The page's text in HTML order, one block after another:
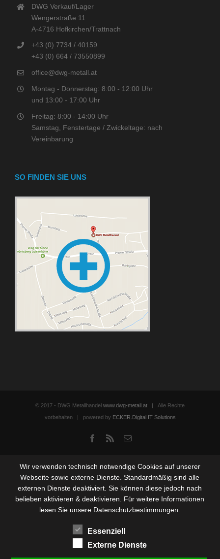
DWG Verkauf/Lager
Wengerstraße 11
A-4716 Hofkirchen/Trattnach
+43 (0) 7734 / 40159
+43 (0) 664 / 73550899
office@dwg-metall.at
Montag - Donnerstag: 8:00 - 12:00 Uhr
und 13:00 - 17:00 Uhr
Freitag: 8:00 - 14:00 Uhr
Samstag, Fenstertage / Zwickeltage: nach
Vereinbarung
SO FINDEN SIE UNS
© 2017 - DWG Metallhandel www.dwg-metall.at | Alle Rechte
vorbehalten | powered by ECKER.Digital IT Solutions
Facebook
Rss Email
Wir verwenden technisch notwendige Cookies auf unserer
Webseite sowie externe Dienste. Standardmäßig sind alle
externen Dienste deaktiviert. Sie können diese jedoch nach
belieben aktivieren & deaktivieren. Für weitere Informationen
lesen Sie unsere Datenschutzbestimmungen.
Essenziell
Externe Dienste